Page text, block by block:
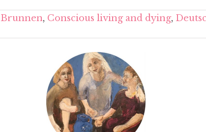
Brunnen, Conscious living and dying,